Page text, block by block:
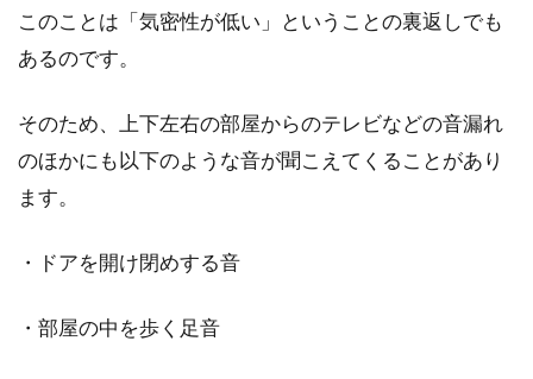
けないように生活されている方は多いでしょ
窓やドアに！隙間テープの使い方や
で、ホームセンターやインターネットで比較的
このことは「気密性が低い」ということの裏返しでも
あるのです。
そのため、上下左右の部屋からのテレビなどの音漏れ
のほかにも以下のような音が聞こえてくることがあり
ます。
・ドアを開け閉めする音
・部屋の中を歩く足音